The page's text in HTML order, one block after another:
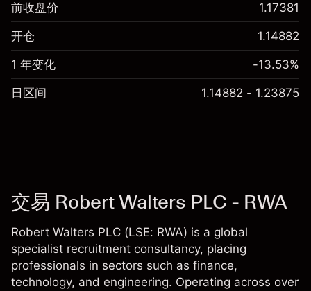
前收盘价 1.17381
开仓 1.14882
1 年变化 -13.53%
日区间 1.14882 - 1.23875
交易 Robert Walters PLC - RWA
Robert Walters PLC (LSE: RWA) is a global
specialist recruitment consultancy, placing
professionals in sectors such as finance,
technology, and engineering. Operating across over